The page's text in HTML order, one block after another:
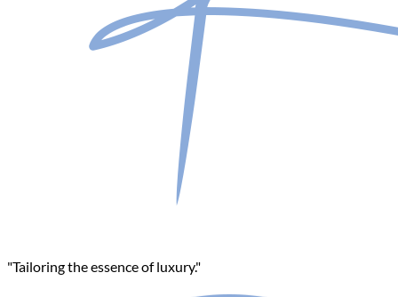
"Tailoring the essence of luxury."